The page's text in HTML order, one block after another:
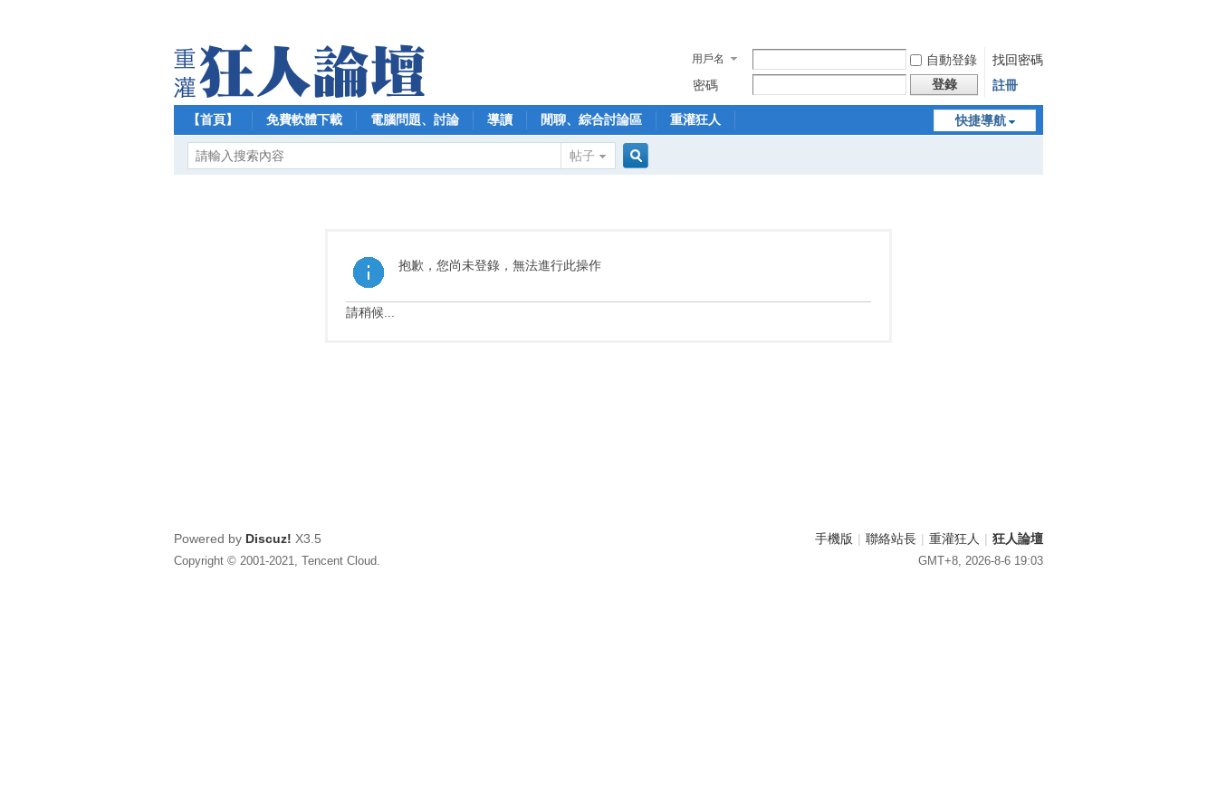
用戶名 自動登錄
找回密碼
密碼
登錄 註冊
快捷導航
【首頁】 免費軟體下載 電腦問題、討論 導讀 閒聊、綜合討論區 重灌狂人
帖子
抱歉，您尚未登錄，無法進行此操作
請稍候...
手機版 | 聯絡站長 | 重灌狂人 | 狂人論壇
GMT+8, 2026-8-6 19:03
Powered by Discuz! X3.5
Copyright © 2001-2021, Tencent Cloud.